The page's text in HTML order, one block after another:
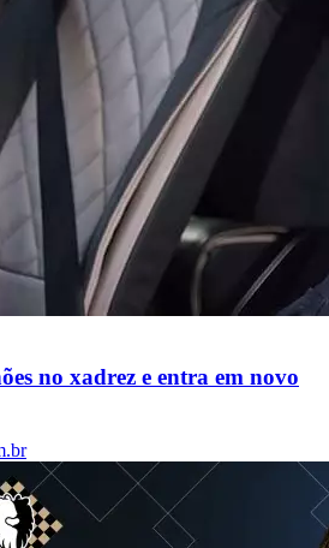
no xadrez e entra em novo